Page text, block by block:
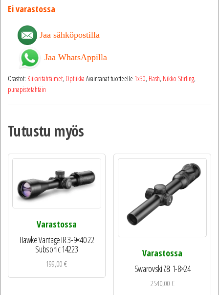
Ei varastossa
Jaa sähköpostilla
Jaa WhatsAppilla
Osastot: Kiikaritähtäimet, Optiikka Avainsanat tuotteelle 1x30, Flash, Nikko Stirling,
punapistetähtäin
Tutustu myös
Varastossa
Hawke Vantage IR 3-9×40 22
Subsonic 14223
199,00€
Varastossa
Swarovski Z8i 1-8×24
2540,00€